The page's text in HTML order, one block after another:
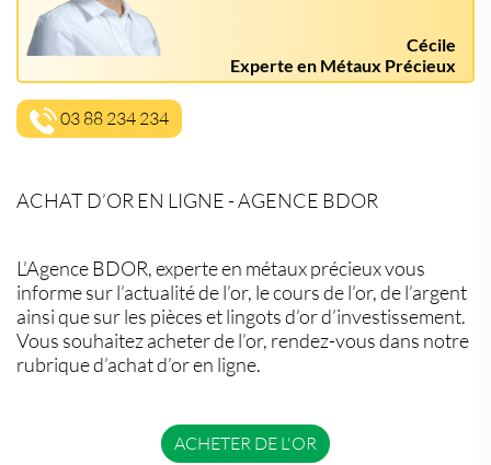
Cécile
Experte en Métaux Précieux
03 88 234 234
ACHAT D’OR EN LIGNE - AGENCE BDOR
L’Agence BDOR, experte en métaux précieux vous
informe sur l’actualité de l’or, le cours de l’or, de l’argent
ainsi que sur les pièces et lingots d’or d’investissement.
Vous souhaitez acheter de l’or, rendez-vous dans notre
rubrique d’achat d’or en ligne.
ACHETER DE L'OR